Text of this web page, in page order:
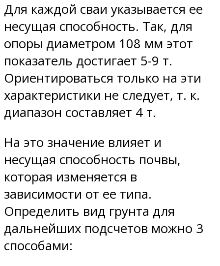
Для каждой сваи указывается ее
несущая способность. Так, для
опоры диаметром 108 мм этот
показатель достигает 5-9 т.
Ориентироваться только на эти
характеристики не следует, т. к.
диапазон составляет 4 т.
На это значение влияет и
несущая способность почвы,
которая изменяется в
зависимости от ее типа.
Определить вид грунта для
дальнейших подсчетов можно 3
способами: